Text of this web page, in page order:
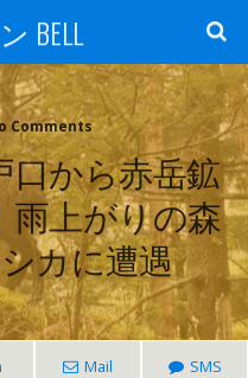
BELL
Comments
口から赤岳鉱
雨上がりの森
カに遭遇
Mail SMS